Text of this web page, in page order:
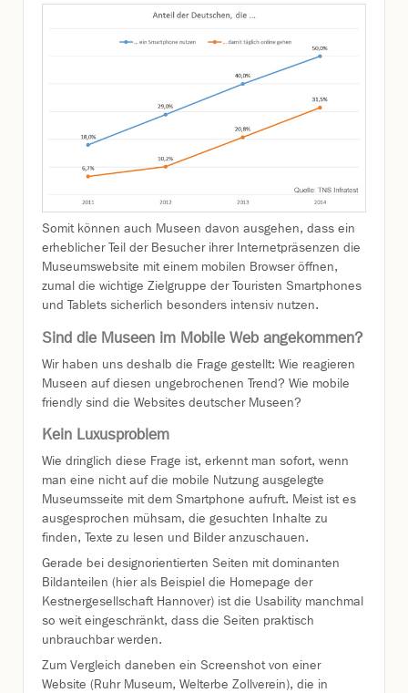
Somit können auch Museen davon ausgehen, dass ein
erheblicher Teil der Besucher ihrer Internetpräsenzen die
Museumswebsite mit einem mobilen Browser öffnen,
zumal die wichtige Zielgruppe der Touristen Smartphones
und Tablets sicherlich besonders intensiv nutzen.
Sind die Museen im Mobile Web angekommen?
Wir haben uns deshalb die Frage gestellt: Wie reagieren
Museen auf diesen ungebrochenen Trend? Wie mobile
friendly sind die Websites deutscher Museen?
Kein Luxusproblem
Wie dringlich diese Frage ist, erkennt man sofort, wenn
man eine nicht auf die mobile Nutzung ausgelegte
Museumsseite mit dem Smartphone aufruft. Meist ist es
ausgesprochen mühsam, die gesuchten Inhalte zu
finden, Texte zu lesen und Bilder anzuschauen.
Gerade bei designorientierten Seiten mit dominanten
Bildanteilen (hier als Beispiel die Homepage der
Kestnergesellschaft Hannover) ist die Usability manchmal
so weit eingeschränkt, dass die Seiten praktisch
unbrauchbar werden.
Zum Vergleich daneben ein Screenshot von einer
Website (Ruhr Museum, Welterbe Zollverein), die in